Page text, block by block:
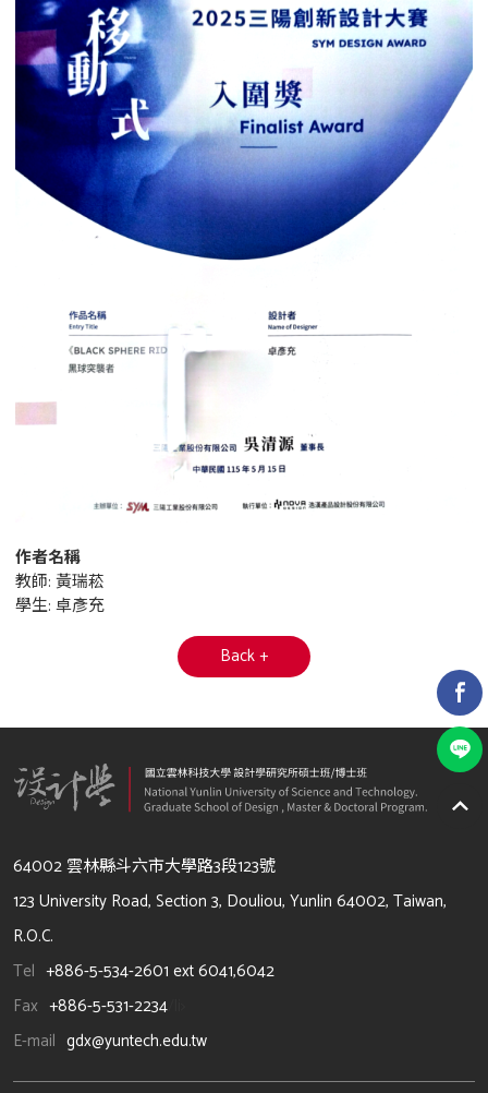
作者名稱
教師: 黃瑞菘
學生: 卓彥充
Back +
64002 雲林縣斗六市大學路3段123號
123 University Road, Section 3, Douliou, Yunlin 64002, Taiwan,
R.O.C.
Tel +886-5-534-2601 ext 6041,6042
Fax +886-5-531-2234
E-mail gdx@yuntech.edu.tw